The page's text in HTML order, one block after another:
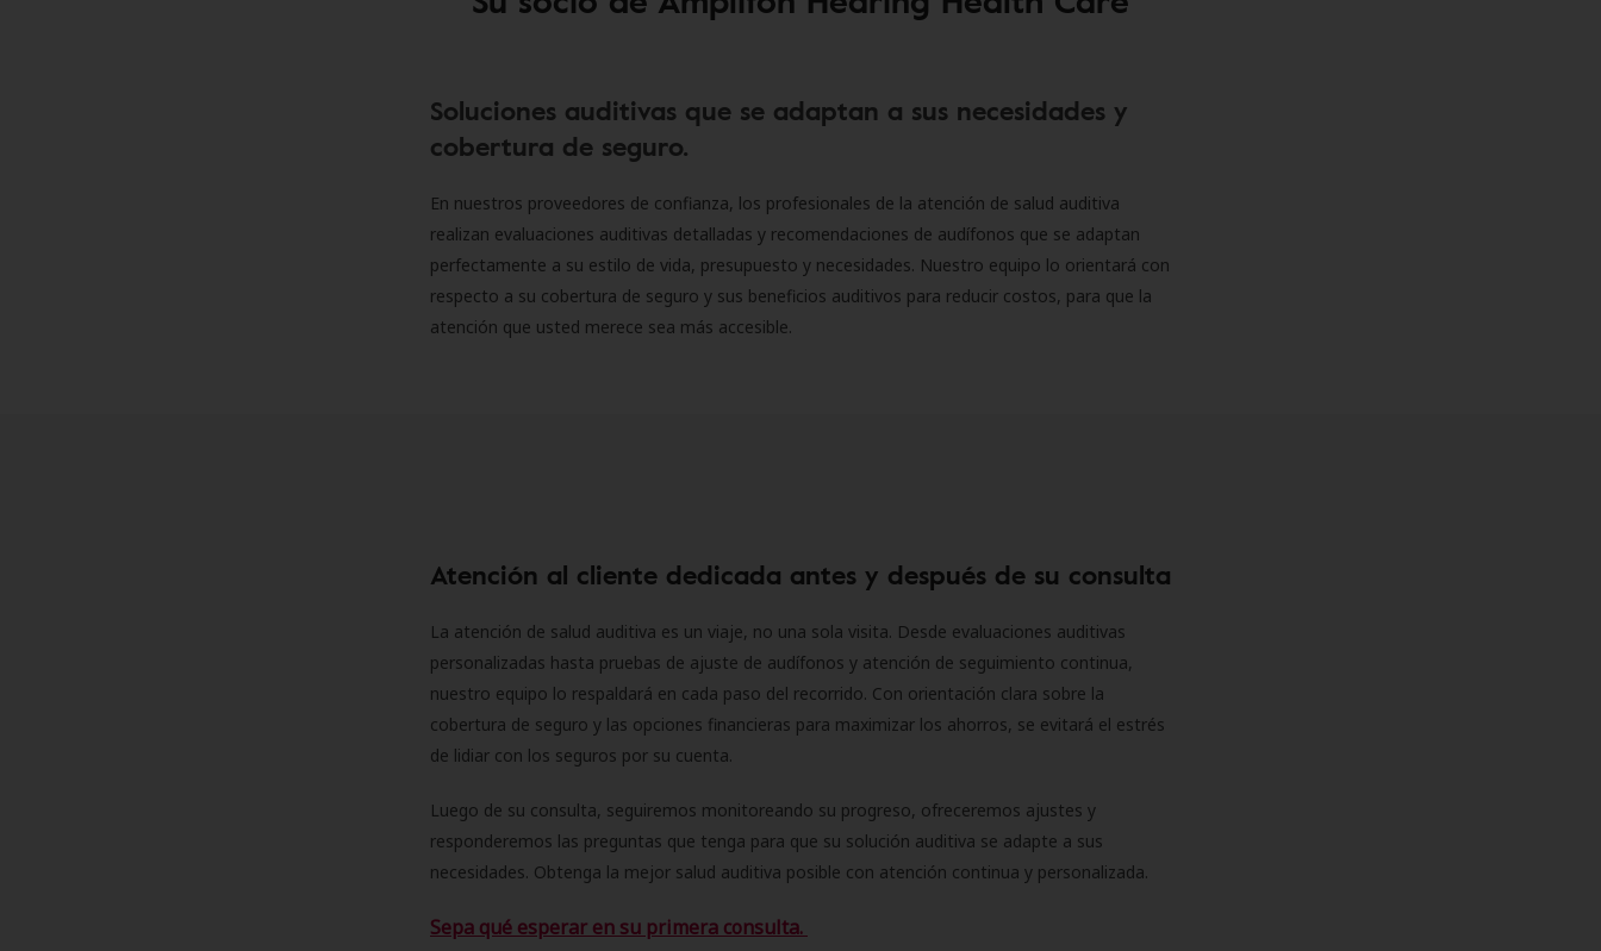
Soluciones auditivas que se adaptan a sus necesidades y
cobertura de seguro.
En nuestros proveedores de confianza, los profesionales de la atención de salud auditiva
realizan evaluaciones auditivas detalladas y recomendaciones de audífonos que se adaptan
perfectamente a su estilo de vida, presupuesto y necesidades. Nuestro equipo lo orientará con
respecto a su cobertura de seguro y sus beneficios auditivos para reducir costos, para que la
atención que usted merece sea más accesible.
Atención al cliente dedicada antes y después de su consulta
La atención de salud auditiva es un viaje, no una sola visita. Desde evaluaciones auditivas
personalizadas hasta pruebas de ajuste de audífonos y atención de seguimiento continua,
nuestro equipo lo respaldará en cada paso del recorrido. Con orientación clara sobre la
cobertura de seguro y las opciones financieras para maximizar los ahorros, se evitará el estrés
de lidiar con los seguros por su cuenta.
Luego de su consulta, seguiremos monitoreando su progreso, ofreceremos ajustes y
responderemos las preguntas que tenga para que su solución auditiva se adapte a sus
necesidades. Obtenga la mejor salud auditiva posible con atención continua y personalizada.
Sepa qué esperar en su primera consulta.